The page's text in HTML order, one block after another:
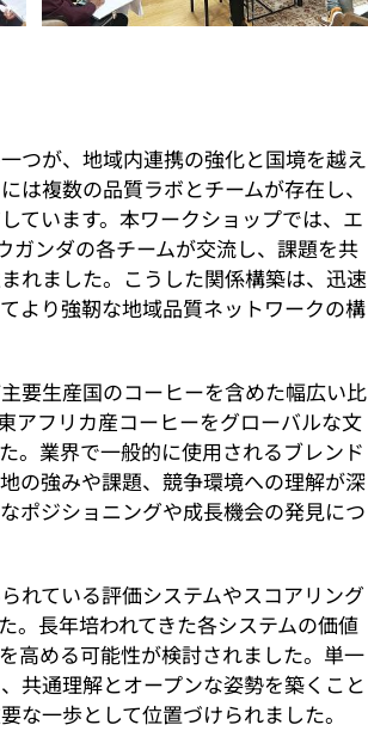
つが、地域内連携の強化と国境を越え
は複数の品質ラボとチームが存在し、
ています。本ワークショップでは、エ
ガンダの各チームが交流し、課題を共
れました。こうした関係構築は、迅速
より強靭な地域品質ネットワークの構
要生産国のコーヒーを含めた幅広い比
アフリカ産コーヒーをグローバルな文
。業界で一般的に使用されるブレンド
の強みや課題、競争環境への理解が深
ポジショニングや成長機会の発見につ
れている評価システムやスコアリング
。長年培われてきた各システムの価値
高める可能性が検討されました。単一
共通理解とオープンな姿勢を築くこと
な一歩として位置づけられました。